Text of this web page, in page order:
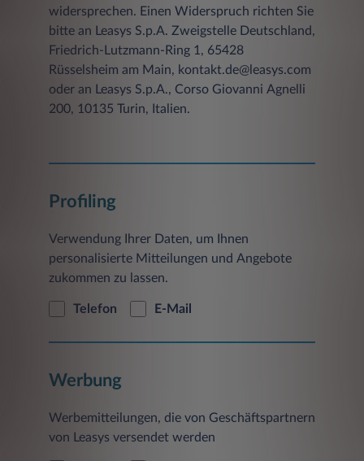
widersprechen. Einen Widerspruch richten Sie
bitte an Leasys S.p.A. Zweigstelle Deutschland,
Friedrich-Lutzmann-Ring 1, 65428
Rüsselsheim am Main, kontakt.de@leasys.com
oder an Leasys S.p.A., Corso Giovanni Agnelli
200, 10135 Turin, Italien.
Profiling
Verwendung Ihrer Daten, um Ihnen
personalisierte Mitteilungen und Angebote
zukommen zu lassen.
Telefon E-Mail
Werbung
Werbemitteilungen, die von Geschäftspartnern
von Leasys versendet werden